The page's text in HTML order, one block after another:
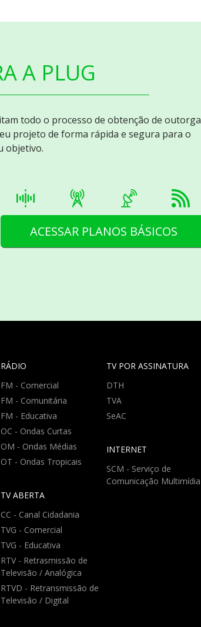
A PLUG
todo o processo de obtenção de outorga
projeto de forma rápida e segura para o
objetivo.
ACESSAR PLANOS BÁSICOS
RÁDIO
FM - Comercial
FM - Comunitária
FM - Educativa
OC - Ondas Curtas
OM - Ondas Médias
OT - Ondas Tropicais
TV ABERTA
CC - Canal Cidadania
TVG - Comercial
TVG - Educativa
RTV - Retrasmissão de
Televisão / Analógica
RTVD - Retransmissão de
Televisão / Digital
TV POR ASSINATURA
DTH
TVA
SeAC
INTERNET
SCM - Serviço de
Comunicação Multimídia